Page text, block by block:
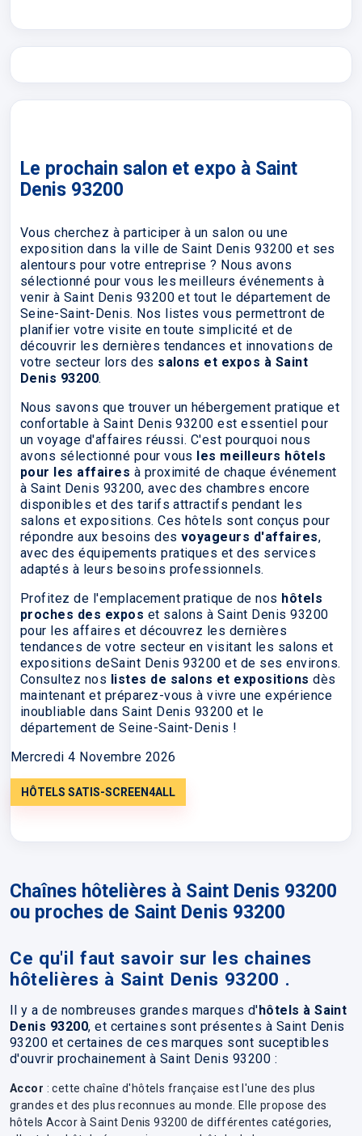
Le prochain salon et expo à Saint
Denis 93200
Vous cherchez à participer à un salon ou une
exposition dans la ville de Saint Denis 93200 et ses
alentours pour votre entreprise ? Nous avons
sélectionné pour vous les meilleurs événements à
venir à Saint Denis 93200 et tout le département de
Seine-Saint-Denis. Nos listes vous permettront de
planifier votre visite en toute simplicité et de
découvrir les dernières tendances et innovations de
votre secteur lors des salons et expos à Saint
Denis 93200.
Nous savons que trouver un hébergement pratique et
confortable à Saint Denis 93200 est essentiel pour
un voyage d'affaires réussi. C'est pourquoi nous
avons sélectionné pour vous les meilleurs hôtels
pour les affaires à proximité de chaque événement
à Saint Denis 93200, avec des chambres encore
disponibles et des tarifs attractifs pendant les
salons et expositions. Ces hôtels sont conçus pour
répondre aux besoins des voyageurs d'affaires,
avec des équipements pratiques et des services
adaptés à leurs besoins professionnels.
Profitez de l'emplacement pratique de nos hôtels
proches des expos et salons à Saint Denis 93200
pour les affaires et découvrez les dernières
tendances de votre secteur en visitant les salons et
expositions deSaint Denis 93200 et de ses environs.
Consultez nos listes de salons et expositions dès
maintenant et préparez-vous à vivre une expérience
inoubliable dans Saint Denis 93200 et le
département de Seine-Saint-Denis !
Mercredi 4 Novembre 2026
HÔTELS SATIS-SCREEN4ALL
Chaînes hôtelières à Saint Denis 93200
ou proches de Saint Denis 93200
Ce qu'il faut savoir sur les chaines
hôtelières à Saint Denis 93200 .
Il y a de nombreuses grandes marques d'hôtels à Saint
Denis 93200, et certaines sont présentes à Saint Denis
93200 et certaines de ces marques sont suceptibles
d'ouvrir prochainement à Saint Denis 93200 :
Accor : cette chaîne d'hôtels française est l'une des plus
grandes et des plus reconnues au monde. Elle propose des
hôtels Accor à Saint Denis 93200 de différentes catégories,